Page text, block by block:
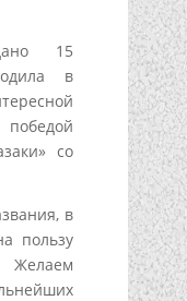
15
в
со
в
пользу
Желаем